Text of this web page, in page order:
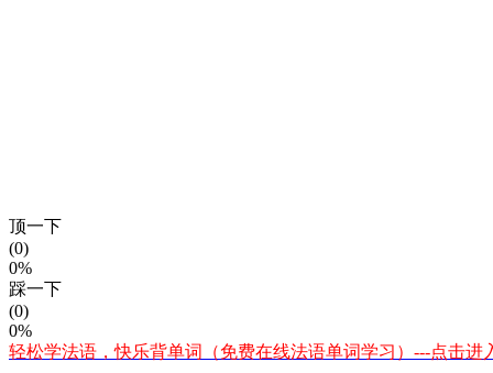
顶一下
(0)
0%
踩一下
(0)
0%
轻松学法语，快乐背单词（免费在线法语单词学习）---点击进